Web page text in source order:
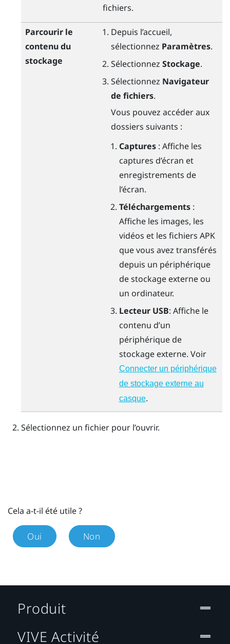
fichiers.
Parcourir le
contenu du
stockage
Depuis l’accueil,
sélectionnez Paramètres.
Sélectionnez Stockage.
Sélectionnez Navigateur
de fichiers.
Vous pouvez accéder aux
dossiers suivants :
Captures : Affiche les
captures d’écran et
enregistrements de
l’écran.
Téléchargements :
Affiche les images, les
vidéos et les fichiers APK
que vous avez transférés
depuis un périphérique
de stockage externe ou
un ordinateur.
Lecteur USB: Affiche le
contenu d’un
périphérique de
stockage externe. Voir
Connecter un périphérique
de stockage externe au
casque.
Sélectionnez un fichier pour l’ouvrir.
Cela a-t-il été utile ?
Oui Non
Produit
VIVE Activité